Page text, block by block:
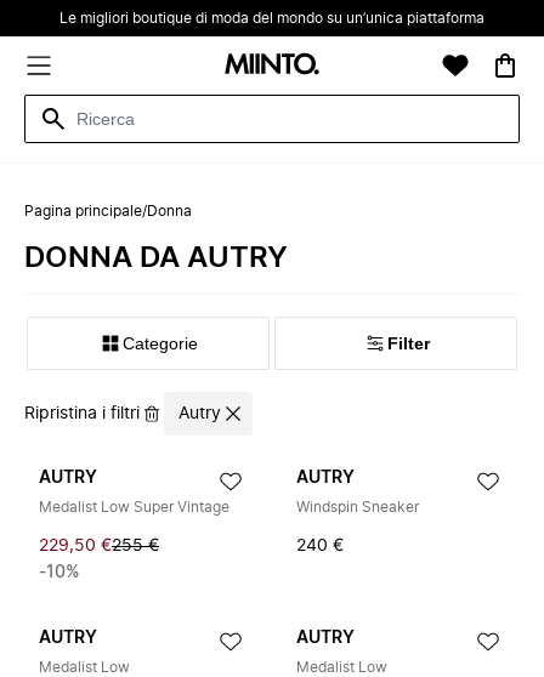
Le migliori boutique di moda del mondo su un’unica piattaforma
Pagina principale/Donna
DONNA DA AUTRY
Categorie Filter
Ripristina i filtri Autry
AUTRY
Medalist Low Super Vintage
229,50 €255 €
-10%
AUTRY
Windspin Sneaker
240 €
AUTRY
Medalist Low
AUTRY
Medalist Low